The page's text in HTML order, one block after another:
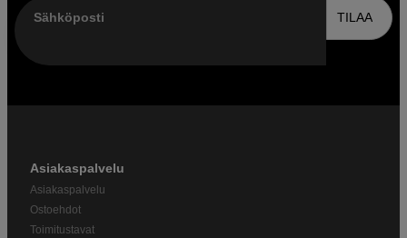
Sähköposti TILAA
Asiakaspalvelu
Asiakaspalvelu
Ostoehdot
Toimitustavat